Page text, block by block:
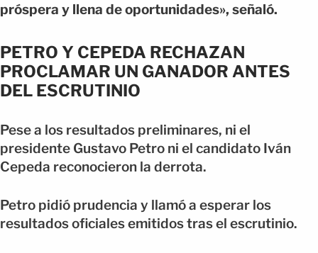
próspera y llena de oportunidades», señaló.
PETRO Y CEPEDA RECHAZAN
PROCLAMAR UN GANADOR ANTES
DEL ESCRUTINIO
Pese a los resultados preliminares, ni el
presidente Gustavo Petro ni el candidato Iván
Cepeda reconocieron la derrota.
Petro pidió prudencia y llamó a esperar los
resultados oficiales emitidos tras el escrutinio.